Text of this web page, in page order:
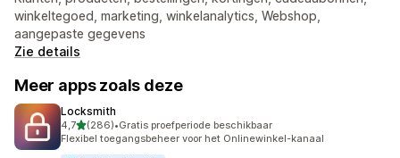
winkeltegoed, marketing, winkelanalytics, Webshop,
aangepaste gegevens
Zie details
Meer apps zoals deze
Locksmith
4,7van 5 sterren
(286)
286 recensies in totaal
•Gratis proefperiode beschikbaar
Flexibel toegangsbeheer voor het Onlinewinkel-kanaal